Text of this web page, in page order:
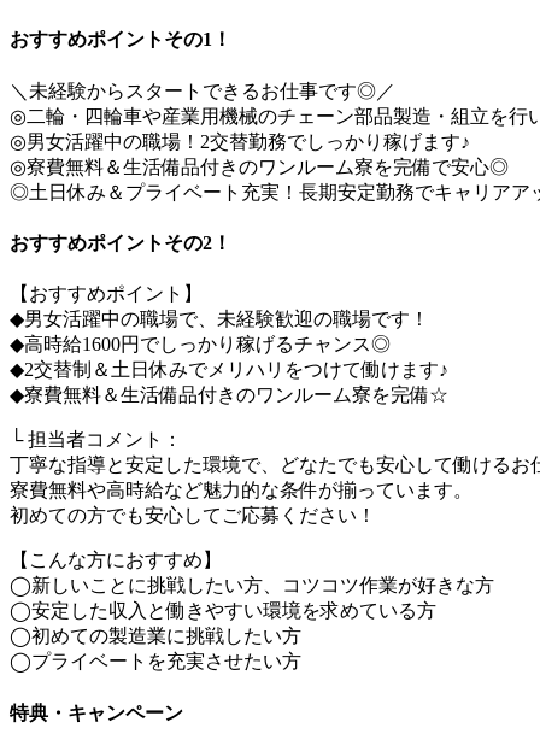
おすすめポイントその1！
＼未経験からスタートできるお仕事です◎／
◎二輪・四輪車や産業用機械のチェーン部品製造・組立を行
◎男女活躍中の職場！2交替勤務でしっかり稼げます♪
◎寮費無料＆生活備品付きのワンルーム寮を完備で安心◎
◎土日休み＆プライベート充実！長期安定勤務でキャリアア
おすすめポイントその2！
【おすすめポイント】
◆男女活躍中の職場で、未経験歓迎の職場です！
◆高時給1600円でしっかり稼げるチャンス◎
◆2交替制＆土日休みでメリハリをつけて働けます♪
◆寮費無料＆生活備品付きのワンルーム寮を完備☆
└ 担当者コメント：
丁寧な指導と安定した環境で、どなたでも安心して働けるお
寮費無料や高時給など魅力的な条件が揃っています。
初めての方でも安心してご応募ください！
【こんな方におすすめ】
◯新しいことに挑戦したい方、コツコツ作業が好きな方
◯安定した収入と働きやすい環境を求めている方
◯初めての製造業に挑戦したい方
◯プライベートを充実させたい方
特典・キャンペーン